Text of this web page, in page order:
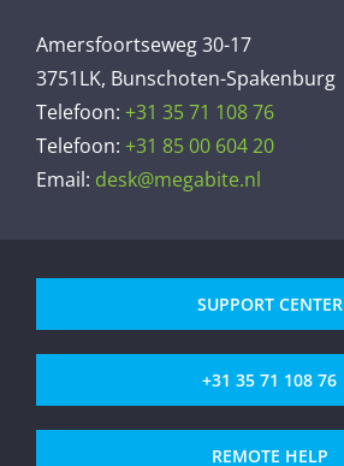
Amersfoortseweg 30-17
3751LK, Bunschoten-Spakenburg
Telefoon: +31 35 71 108 76
Telefoon: +31 85 00 604 20
Email: desk@megabite.nl
SUPPORT CENTER
+31 35 71 108 76
REMOTE HELP